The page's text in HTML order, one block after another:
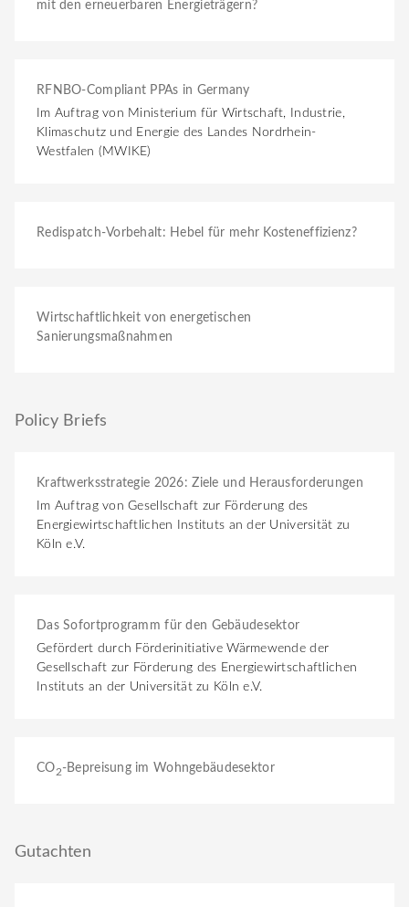
mit den erneuerbaren Energieträgern?
RFNBO-Compliant PPAs in Germany
Im Auftrag von Ministerium für Wirtschaft, Industrie,
Klimaschutz und Energie des Landes Nordrhein-
Westfalen (MWIKE)
Redispatch-Vorbehalt: Hebel für mehr Kosteneffizienz?
Wirtschaftlichkeit von energetischen
Sanierungsmaßnahmen
Policy Briefs
Kraftwerksstrategie 2026: Ziele und Herausforderungen
Im Auftrag von Gesellschaft zur Förderung des
Energiewirtschaftlichen Instituts an der Universität zu
Köln e.V.
Das Sofortprogramm für den Gebäudesektor
Gefördert durch Förderinitiative Wärmewende der
Gesellschaft zur Förderung des Energiewirtschaftlichen
Instituts an der Universität zu Köln e.V.
CO2-Bepreisung im Wohngebäudesektor
Gutachten